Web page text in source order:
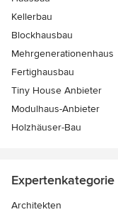
Kellerbau
Blockhausbau
Mehrgenerationenhaus
Fertighausbau
Tiny House Anbieter
Modulhaus-Anbieter
Holzhäuser-Bau
Expertenkategorie
Architekten